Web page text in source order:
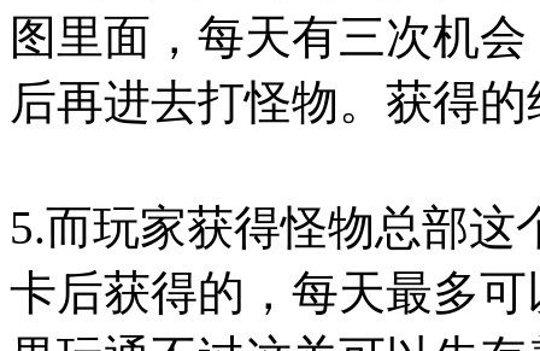
图里面，每天有三次机
后再进去打怪物。获得
5.而玩家获得怪物总部
卡后获得的，每天最多